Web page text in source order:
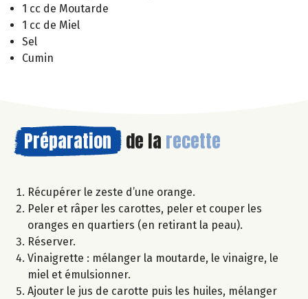
1 cc de Moutarde
1 cc de Miel
Sel
Cumin
Préparation de la recette
Récupérer le zeste d’une orange.
Peler et râper les carottes, peler et couper les
oranges en quartiers (en retirant la peau).
Réserver.
Vinaigrette : mélanger la moutarde, le vinaigre, le
miel et émulsionner.
Ajouter le jus de carotte puis les huiles, mélanger